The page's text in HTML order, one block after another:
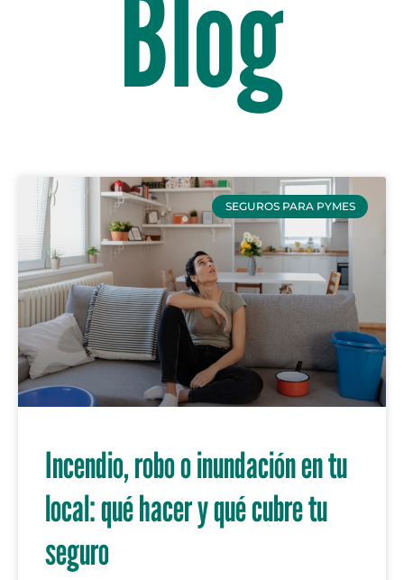
Blog
SEGUROS PARA PYMES
Incendio, robo o inundación en tu
local: qué hacer y qué cubre tu
seguro